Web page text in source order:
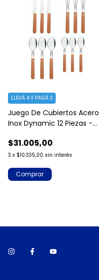
Juego De Cubiertos Acero
Inox Dynamic 12 Piezas -
$31.005,00
3 x $10.335,00 sin interés
LLEVÁ 4 Y PAGÁ 3
Comprar